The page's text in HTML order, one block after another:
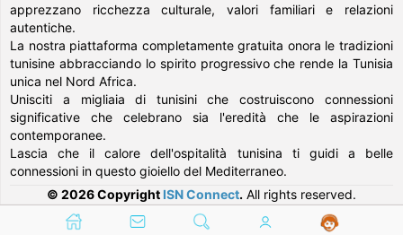
apprezzano ricchezza culturale, valori familiari e relazioni
autentiche.
La nostra piattaforma completamente gratuita onora le tradizioni
tunisine abbracciando lo spirito progressivo che rende la Tunisia
unica nel Nord Africa.
Unisciti a migliaia di tunisini che costruiscono connessioni
significative che celebrano sia l'eredità che le aspirazioni
contemporanee.
Lascia che il calore dell'ospitalità tunisina ti guidi a belle
connessioni in questo gioiello del Mediterraneo.
© 2026 Copyright ISN Connect. All rights reserved.